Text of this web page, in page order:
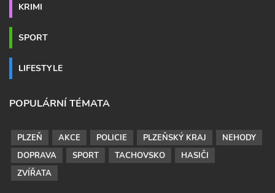
KRIMI
SPORT
LIFESTYLE
POPULÁRNÍ TÉMATA
PLZEŇ AKCE POLICIE PLZEŇSKÝ KRAJ
NEHODY
DOPRAVA
SPORT TACHOVSKO
HASIČI
ZVÍŘATA